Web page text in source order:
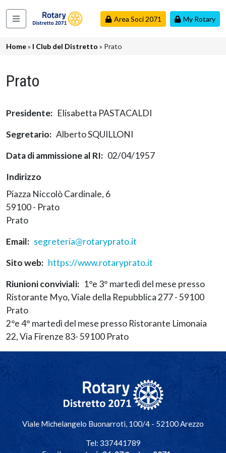
Area Soci 2071 My Rotary
Navigazione principale
Briciole di pane
Home I Club del Distretto Prato
Prato
Presidente
Elisabetta PASTACALDI
Segretario
Alberto SQUILLONI
Data di ammissione al RI
02/04/1957
Indirizzo
Piazza Niccolò Cardinale, 6
59100 - Prato
Prato
Email
segreteria@rotaryprato.it
Sito web
https://www.rotaryprato.it
Riunioni conviviali
1°e 3° martedì del mese presso
Ristorante Myo, Viale della Repubblica 277 - 59100
Prato
2°e 4° martedì del mese presso Ristorante Limonaia
22, Via Firenze 83- 59100 Prato
Navigazione principale
Viale Michelangelo Buonarroti, 100/4 - 52100 Arezzo
Tel: 337441789